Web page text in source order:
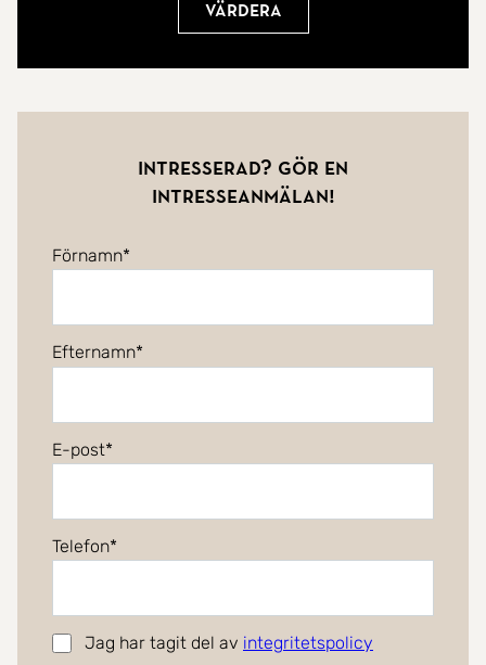
Värdera
Intresserad? Gör en
intresseanmälan!
Förnamn
Efternamn
E-post
Telefon
Jag har tagit del av integritetspolicy